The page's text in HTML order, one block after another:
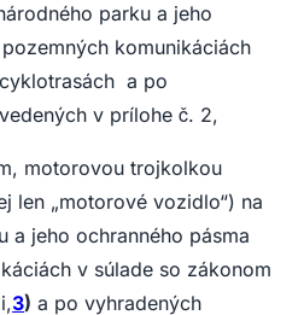
parku a jeho
komunikáciách
a po
v prílohe č. 2,
motorovou trojkolkou
len „motorové vozidlo“) na
a jeho ochranného pásma
v súlade so zákonom
3) a po vyhradených